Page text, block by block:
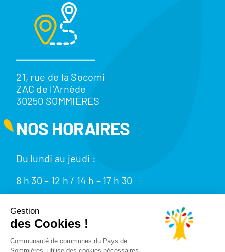
21, rue de la Socomi
ZAC de l’Arnède
30250 SOMMIÈRES
NOS HORAIRES
Du lundi au jeudi :
8 h 30 – 12 h / 14 h – 17 h 30